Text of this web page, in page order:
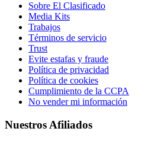
Sobre El Clasificado
Media Kits
Trabajos
Términos de servicio
Trust
Evite estafas y fraude
Política de privacidad
Política de cookies
Cumplimiento de la CCPA
No vender mi información
Nuestros Afiliados